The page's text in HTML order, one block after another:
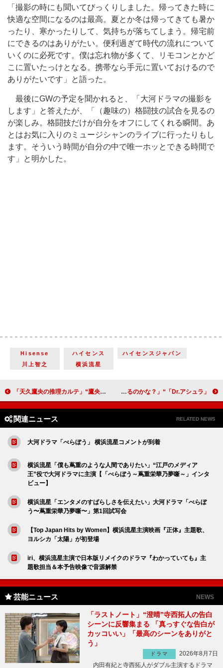
「撮影の時にも聞いてびっくりしました。帰ってきた時に
快適な空間になるのは最高。夏とか冬は帰ってきても暑か
ったり、寒かったりして、気持ちが落ちてしまう。帰宅前
にできるのはありがたい。便利過ぎて時代の流れについて
いくのに必死です。僕は忘れ物が多くて、リモコンとかど
こに置いたっけとなる。携帯なら手元に置いておけるので
ありがたいです」と語った。
最後にGWの予定を聞かれると、「大河ドラマの撮影を
します」と答えたが、「（趣味の）格闘技の試合を見るの
が楽しみ。格闘技だけが自分をオフにしてくれる瞬間。あ
とはお気に入りのミュージシャンのライブに行ったりもし
ます。そういう時間が自分の中で唯一ホッとできる時間で
す」と明かした。
Hisense ハイセンス
ハイセンスジャパン
川上智之
横浜流星
「天久鷹央の推理カルテ」“鷹央”橋本環奈が水神様の祟りを科学的に解明 「完成度が桁違いに高い気がする」「橋本環奈の演技が決まってる」 「Dr.アシュラ」“朱羅”松本若菜と“梵天”荒川良々が高難度手術で激突 「改心したっぽいしいいやつになるのかな？️」
関連ニュース RELATED NEWS
大河ドラマ「べらぼう」 横浜流星コメントが到着
横浜流星「僕も蔦重のような人間でありたい」“江戸のメディア
王”役で大河ドラマに主演【「べらぼう～蔦重栄華乃夢噺～」インタ
ビュー】
横浜流星「エンタメのすばらしさを伝えたい」大河ドラマ「べらぼ
う〜蔦重栄華乃夢噺〜」第1回試写会
【Top Japan Hits by Women】横浜流星主演映画『正体』主題歌、
ヨルシカ「太陽」が初登場
iri、横浜流星主演で日本版リメイクのドラマ『わかっていても』主
題歌担当＆本予告映像で音源解禁
芸能ニュース NEWS
「ラストノート」“澄晴”寺西拓人の告白
シーンに反響集まる 「真っすぐな告白が
カッコいい」「最高のシーンをありがと
う」
ドラマ
2026年8月7日
内田有紀と寺西拓人がダブル主演するドラマ